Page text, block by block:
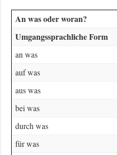
An was oder woran?
Umgangssprachliche Form
an was
auf was
aus was
bei was
durch was
für was